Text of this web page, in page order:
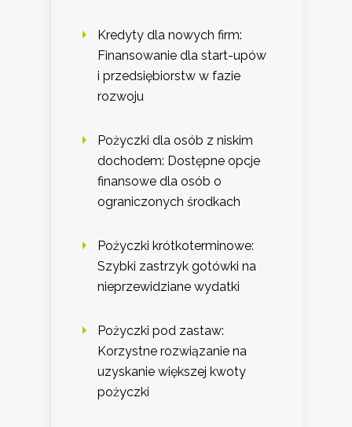
Kredyty dla nowych firm:
Finansowanie dla start-upów
i przedsiębiorstw w fazie
rozwoju
Pożyczki dla osób z niskim
dochodem: Dostępne opcje
finansowe dla osób o
ograniczonych środkach
Pożyczki krótkoterminowe:
Szybki zastrzyk gotówki na
nieprzewidziane wydatki
Pożyczki pod zastaw:
Korzystne rozwiązanie na
uzyskanie większej kwoty
pożyczki